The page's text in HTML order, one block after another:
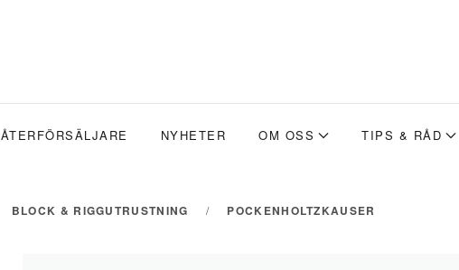
ÅTERFÖRSÄLJARE NYHETER OM OSS TIPS & RÅD
BLOCK & RIGGUTRUSTNING POCKENHOLTZKAUSER